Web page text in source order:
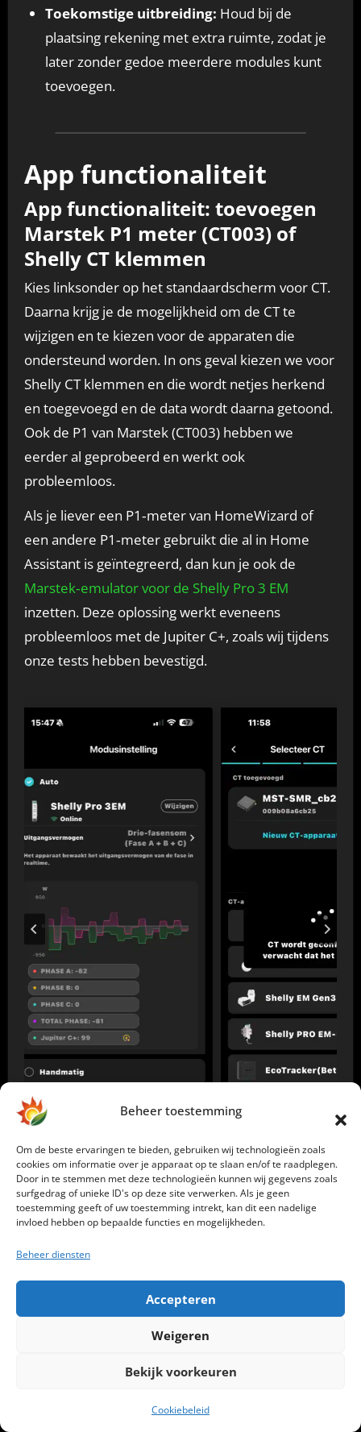
Beheer toestemming
Om de beste ervaringen te bieden, gebruiken wij technologieën zoals
cookies om informatie over je apparaat op te slaan en/of te raadplegen.
Door in te stemmen met deze technologieën kunnen wij gegevens zoals
surfgedrag of unieke ID's op deze site verwerken. Als je geen
toestemming geeft of uw toestemming intrekt, kan dit een nadelige
invloed hebben op bepaalde functies en mogelijkheden.
Beheer diensten
Accepteren
Weigeren
Bekijk voorkeuren
Cookiebeleid
Toekomstige uitbreiding: Houd bij de
plaatsing rekening met extra ruimte, zodat je
later zonder gedoe meerdere modules kunt
toevoegen.
App functionaliteit
App functionaliteit: toevoegen
Marstek P1 meter (CT003) of
Shelly CT klemmen
Kies linksonder op het standaardscherm voor CT.
Daarna krijg je de mogelijkheid om de CT te
wijzigen en te kiezen voor de apparaten die
ondersteund worden. In ons geval kiezen we voor
Shelly CT klemmen en die wordt netjes herkend
en toegevoegd en de data wordt daarna getoond.
Ook de P1 van Marstek (CT003) hebben we
eerder al geprobeerd en werkt ook
probleemloos.
Als je liever een P1‑meter van HomeWizard of
een andere P1‑meter gebruikt die al in Home
Assistant is geïntegreerd, dan kun je ook de
Marstek‑emulator voor de Shelly Pro 3 EM
inzetten. Deze oplossing werkt eveneens
probleemloos met de Jupiter C+, zoals wij tijdens
onze tests hebben bevestigd.
Programma’s voor aansturing
bij een overschot aan zonne-energie wordt de
batterij automatisch geladen. Zodra er energie
systeem over op ontladen. In de praktijk